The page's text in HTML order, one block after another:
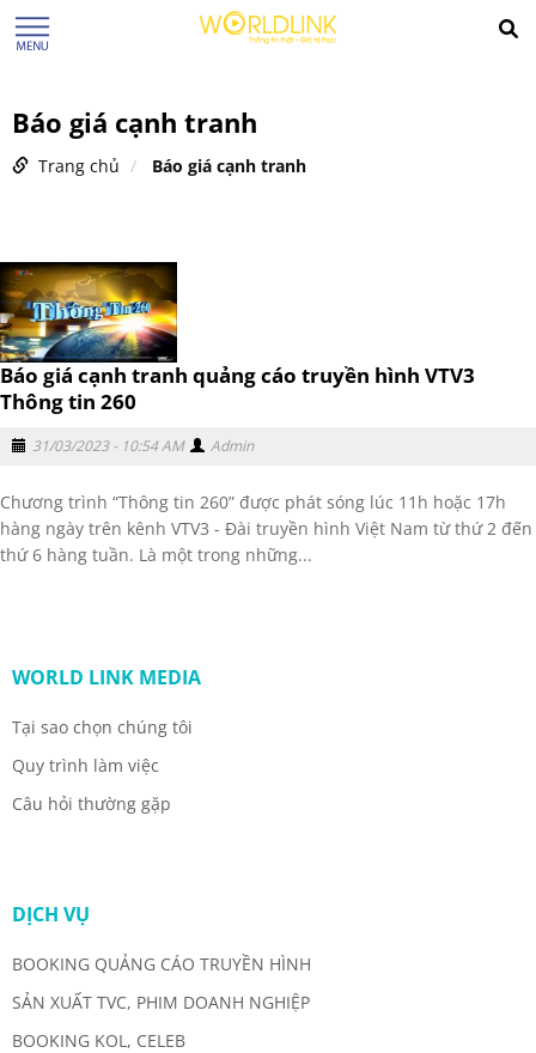
Báo giá cạnh tranh
Trang chủ Báo giá cạnh tranh
Báo giá cạnh tranh quảng cáo truyền hình VTV3
Thông tin 260
31/03/2023 - 10:54 AM Admin
Chương trình “Thông tin 260” được phát sóng lúc 11h hoặc 17h
hàng ngày trên kênh VTV3 - Đài truyền hình Việt Nam từ thứ 2 đến
thứ 6 hàng tuần. Là một trong những...
WORLD LINK MEDIA
Tại sao chọn chúng tôi
Quy trình làm việc
Câu hỏi thường gặp
DỊCH VỤ
BOOKING QUẢNG CÁO TRUYỀN HÌNH
SẢN XUẤT TVC, PHIM DOANH NGHIỆP
BOOKING KOL, CELEB